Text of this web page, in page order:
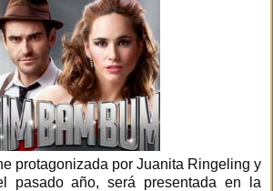
protagonizada por Juanita Ringeling y
pasado año, será presentada en la